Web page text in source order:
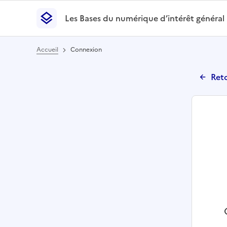
Les Bases du numérique d’intérêt général-
Les Bases du numérique d’intérêt général
Accueil Connexion